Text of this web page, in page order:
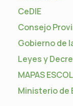
CeDIE
Consejo
Gobierno de
Leyes y
MAPAS
Ministerio de